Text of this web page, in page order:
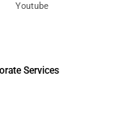
Youtube
Services